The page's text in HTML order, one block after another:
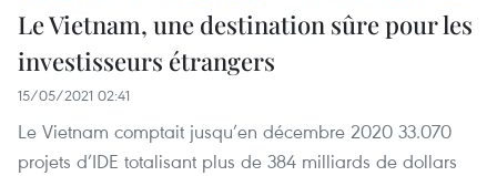
Le Vietnam, une destination sûre pour les
investisseurs étrangers
15/05/2021 02:41
Le Vietnam comptait jusqu’en décembre 2020 33.070
projets d’IDE totalisant plus de 384 milliards de dollars